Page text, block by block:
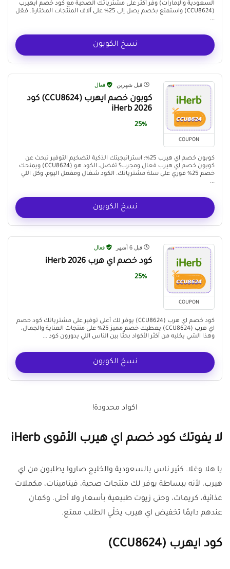
السعودية والإمارات) وفّر أكثر على مشترياتك الصحية مع كود خصم ايهيرب
(CCU8624) واستمتع بخصم يصل إلى 25% على آلاف المنتجات المختارة. فعّل
...
نسخ الكوبون
COUPON
قبل شهرين فعال
كوبون خصم ايهرب (CCU8624) كود
iHerb 2026
25%
كوبون خصم اي هيرب 25%: استراتيجيتك الذكية لتضخيم التوفير تبحث عن
كوبون خصم اي هيرب فعال ومجرب؟ تفضل، الكود هو (CCU8624) ويمنحك
خصم 25% فوري على سلة مشترياتك. الكود شغال ومفعل اليوم، وكل اللي
...
نسخ الكوبون
COUPON
قبل 6 أشهر فعال
كود خصم اي هرب iHerb 2026
25%
كود خصم اي هرب (CCU8624) يوفر لك أعلى توفير على مشترياتك كود خصم
اي هرب (CCU8624) يعطيك خصم مميز 25% على منتجات العناية والجمال،
وهذا الشي يخليه من أكثر الأكواد بحثًا بين الناس اللي يدورون كود ...
نسخ الكوبون
اكواد محدودة!
لا يفوتك كود خصم اي هيرب الأقوى iHerb
يا هلا وغلا. كثير ناس بالسعودية والخليج صاروا يطلبون من اي
هيرب، لأنه ببساطة يوفر لك منتجات صحية، فيتامينات، مكملات
غذائية، كريمات، وحتى زيوت طبيعية بأسعار ولا أحلى. وكمان
عندهم دايمًا تخفيض اي هيرب يخلّي الطلب ممتع.
كود ايهرب (CCU8624)